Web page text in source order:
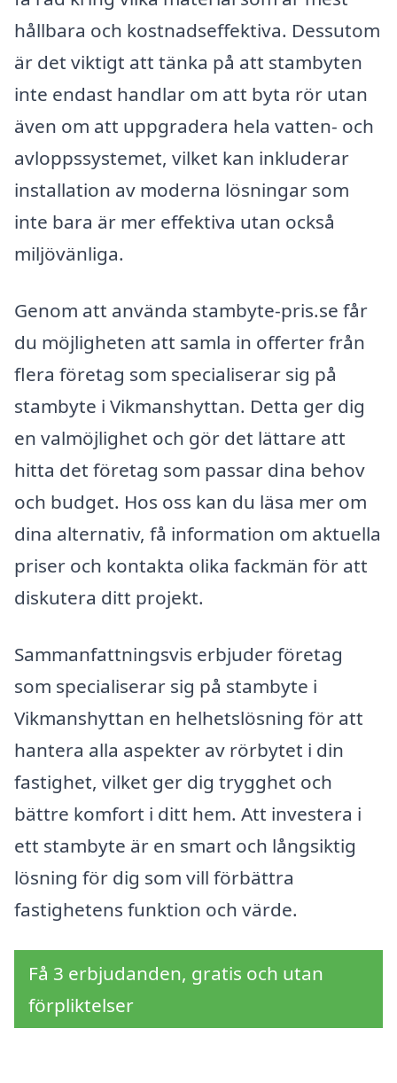
hållbara och kostnadseffektiva. Dessutom
är det viktigt att tänka på att stambyten
inte endast handlar om att byta rör utan
även om att uppgradera hela vatten- och
avloppssystemet, vilket kan inkluderar
installation av moderna lösningar som
inte bara är mer effektiva utan också
miljövänliga.
Genom att använda stambyte-pris.se får
du möjligheten att samla in offerter från
flera företag som specialiserar sig på
stambyte i Vikmanshyttan. Detta ger dig
en valmöjlighet och gör det lättare att
hitta det företag som passar dina behov
och budget. Hos oss kan du läsa mer om
dina alternativ, få information om aktuella
priser och kontakta olika fackmän för att
diskutera ditt projekt.
Sammanfattningsvis erbjuder företag
som specialiserar sig på stambyte i
Vikmanshyttan en helhetslösning för att
hantera alla aspekter av rörbytet i din
fastighet, vilket ger dig trygghet och
bättre komfort i ditt hem. Att investera i
ett stambyte är en smart och långsiktig
lösning för dig som vill förbättra
fastighetens funktion och värde.
Få 3 erbjudanden, gratis och utan
förpliktelser